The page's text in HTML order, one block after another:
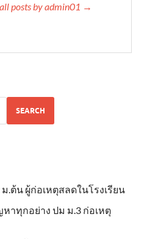
posts by admin01 →
SEARCH
.ต้น ผู้ก่อเหตุสลดในโรงเรียน
าทุกอย่าง ปม ม.3 ก่อเหตุ